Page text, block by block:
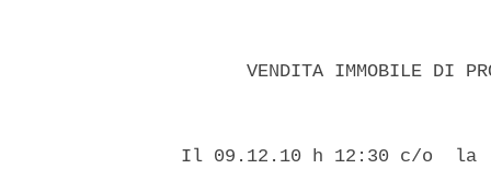
VENDITA IMMOBILE DI
Il 09.12.10 h 12:30 c/o  la